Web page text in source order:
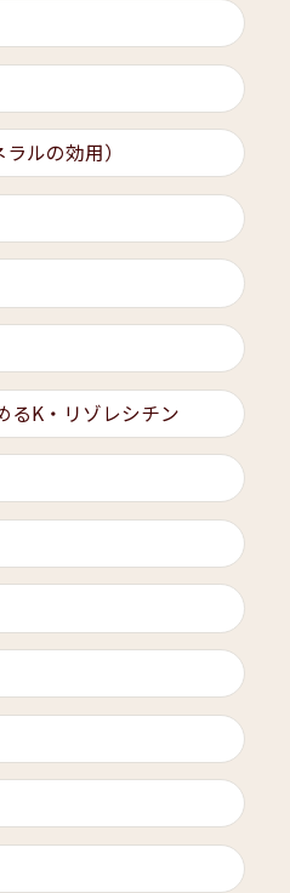
ルの効用）
るK・リゾレシチン